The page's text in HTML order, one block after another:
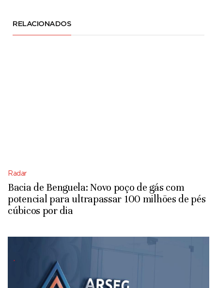
RELACIONADOS
Radar
Bacia de Benguela: Novo poço de gás com
potencial para ultrapassar 100 milhões de pés
cúbicos por dia